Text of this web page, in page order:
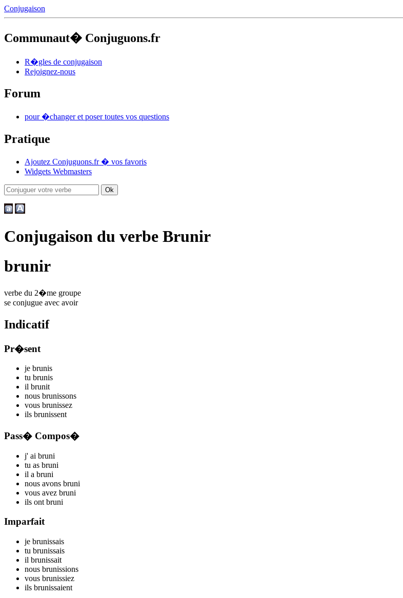
Conjugaison
Communaut� Conjuguons.fr
R�gles de conjugaison
Rejoignez-nous
Forum
pour �changer et poser toutes vos questions
Pratique
Ajoutez Conjuguons.fr � vos favoris
Widgets Webmasters
Conjugaison du verbe Brunir
brunir
verbe du 2�me groupe
se conjugue avec avoir
Indicatif
Pr�sent
je brunis
tu brunis
il brunit
nous brunissons
vous brunissez
ils brunissent
Pass� Compos�
j' ai bruni
tu as bruni
il a bruni
nous avons bruni
vous avez bruni
ils ont bruni
Imparfait
je brunissais
tu brunissais
il brunissait
nous brunissions
vous brunissiez
ils brunissaient